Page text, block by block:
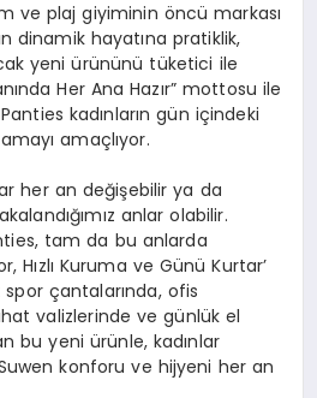
ve plaj giyiminin öncü markası
dinamik hayatına pratiklik,
yeni ürününü tüketici ile
Her Ana Hazır” mottosu ile
kadınların gün içindeki
amaçlıyor.
her an değişebilir ya da
anlar olabilir.
tam da bu anlarda
Hızlı Kuruma ve Günü Kurtar’
spor çantalarında, ofis
valizlerinde ve günlük el
bu yeni ürünle, kadınlar
konforu ve hijyeni her an